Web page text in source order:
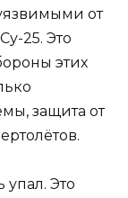
от
25. Это
этих
защита от
Это